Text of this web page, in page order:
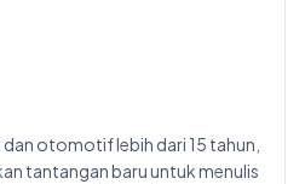
otomotif lebih dari 15 tahun,
tantangan baru untuk menulis